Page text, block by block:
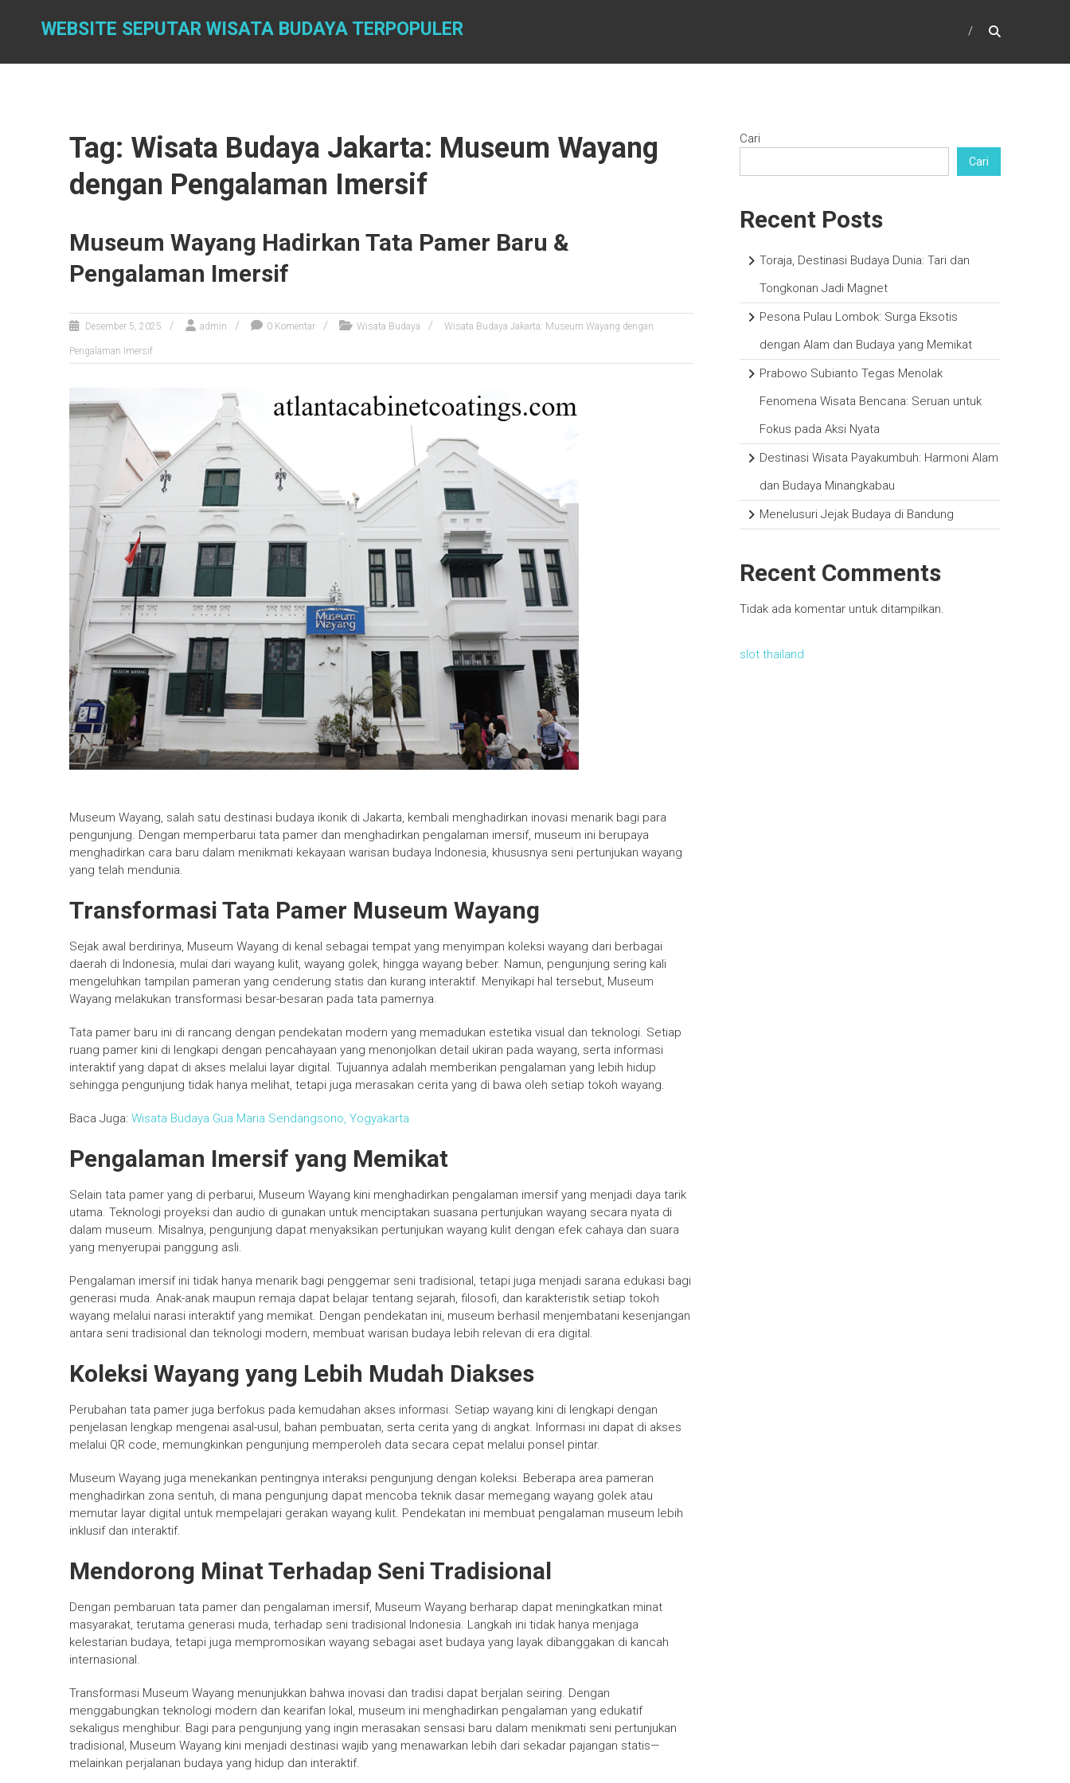
WEBSITE SEPUTAR WISATA BUDAYA TERPOPULER
Tag: Wisata Budaya Jakarta: Museum Wayang
dengan Pengalaman Imersif
Museum Wayang Hadirkan Tata Pamer Baru &
Pengalaman Imersif
Desember 5, 2025 admin 0 Komentar Wisata Budaya Wisata Budaya Jakarta: Museum Wayang dengan
Pengalaman Imersif
Museum Wayang, salah satu destinasi budaya ikonik di Jakarta, kembali menghadirkan inovasi menarik bagi para
pengunjung. Dengan memperbarui tata pamer dan menghadirkan pengalaman imersif, museum ini berupaya
menghadirkan cara baru dalam menikmati kekayaan warisan budaya Indonesia, khususnya seni pertunjukan wayang
yang telah mendunia.
Transformasi Tata Pamer Museum Wayang
Sejak awal berdirinya, Museum Wayang di kenal sebagai tempat yang menyimpan koleksi wayang dari berbagai
daerah di Indonesia, mulai dari wayang kulit, wayang golek, hingga wayang beber. Namun, pengunjung sering kali
mengeluhkan tampilan pameran yang cenderung statis dan kurang interaktif. Menyikapi hal tersebut, Museum
Wayang melakukan transformasi besar-besaran pada tata pamernya.
Tata pamer baru ini di rancang dengan pendekatan modern yang memadukan estetika visual dan teknologi. Setiap
ruang pamer kini di lengkapi dengan pencahayaan yang menonjolkan detail ukiran pada wayang, serta informasi
interaktif yang dapat di akses melalui layar digital. Tujuannya adalah memberikan pengalaman yang lebih hidup
sehingga pengunjung tidak hanya melihat, tetapi juga merasakan cerita yang di bawa oleh setiap tokoh wayang.
Baca Juga: Wisata Budaya Gua Maria Sendangsono, Yogyakarta
Pengalaman Imersif yang Memikat
Selain tata pamer yang di perbarui, Museum Wayang kini menghadirkan pengalaman imersif yang menjadi daya tarik
utama. Teknologi proyeksi dan audio di gunakan untuk menciptakan suasana pertunjukan wayang secara nyata di
dalam museum. Misalnya, pengunjung dapat menyaksikan pertunjukan wayang kulit dengan efek cahaya dan suara
yang menyerupai panggung asli.
Pengalaman imersif ini tidak hanya menarik bagi penggemar seni tradisional, tetapi juga menjadi sarana edukasi bagi
generasi muda. Anak-anak maupun remaja dapat belajar tentang sejarah, filosofi, dan karakteristik setiap tokoh
wayang melalui narasi interaktif yang memikat. Dengan pendekatan ini, museum berhasil menjembatani kesenjangan
antara seni tradisional dan teknologi modern, membuat warisan budaya lebih relevan di era digital.
Koleksi Wayang yang Lebih Mudah Diakses
Perubahan tata pamer juga berfokus pada kemudahan akses informasi. Setiap wayang kini di lengkapi dengan
penjelasan lengkap mengenai asal-usul, bahan pembuatan, serta cerita yang di angkat. Informasi ini dapat di akses
melalui QR code, memungkinkan pengunjung memperoleh data secara cepat melalui ponsel pintar.
Museum Wayang juga menekankan pentingnya interaksi pengunjung dengan koleksi. Beberapa area pameran
menghadirkan zona sentuh, di mana pengunjung dapat mencoba teknik dasar memegang wayang golek atau
memutar layar digital untuk mempelajari gerakan wayang kulit. Pendekatan ini membuat pengalaman museum lebih
inklusif dan interaktif.
Mendorong Minat Terhadap Seni Tradisional
Dengan pembaruan tata pamer dan pengalaman imersif, Museum Wayang berharap dapat meningkatkan minat
masyarakat, terutama generasi muda, terhadap seni tradisional Indonesia. Langkah ini tidak hanya menjaga
kelestarian budaya, tetapi juga mempromosikan wayang sebagai aset budaya yang layak dibanggakan di kancah
internasional.
Transformasi Museum Wayang menunjukkan bahwa inovasi dan tradisi dapat berjalan seiring. Dengan
menggabungkan teknologi modern dan kearifan lokal, museum ini menghadirkan pengalaman yang edukatif
sekaligus menghibur. Bagi para pengunjung yang ingin merasakan sensasi baru dalam menikmati seni pertunjukan
tradisional, Museum Wayang kini menjadi destinasi wajib yang menawarkan lebih dari sekadar pajangan statis—
melainkan perjalanan budaya yang hidup dan interaktif.
Cari
Cari
Recent Posts
Toraja, Destinasi Budaya Dunia: Tari dan
Tongkonan Jadi Magnet
Pesona Pulau Lombok: Surga Eksotis
dengan Alam dan Budaya yang Memikat
Prabowo Subianto Tegas Menolak
Fenomena Wisata Bencana: Seruan untuk
Fokus pada Aksi Nyata
Destinasi Wisata Payakumbuh: Harmoni Alam
dan Budaya Minangkabau
Menelusuri Jejak Budaya di Bandung
Recent Comments
Tidak ada komentar untuk ditampilkan.
slot thailand